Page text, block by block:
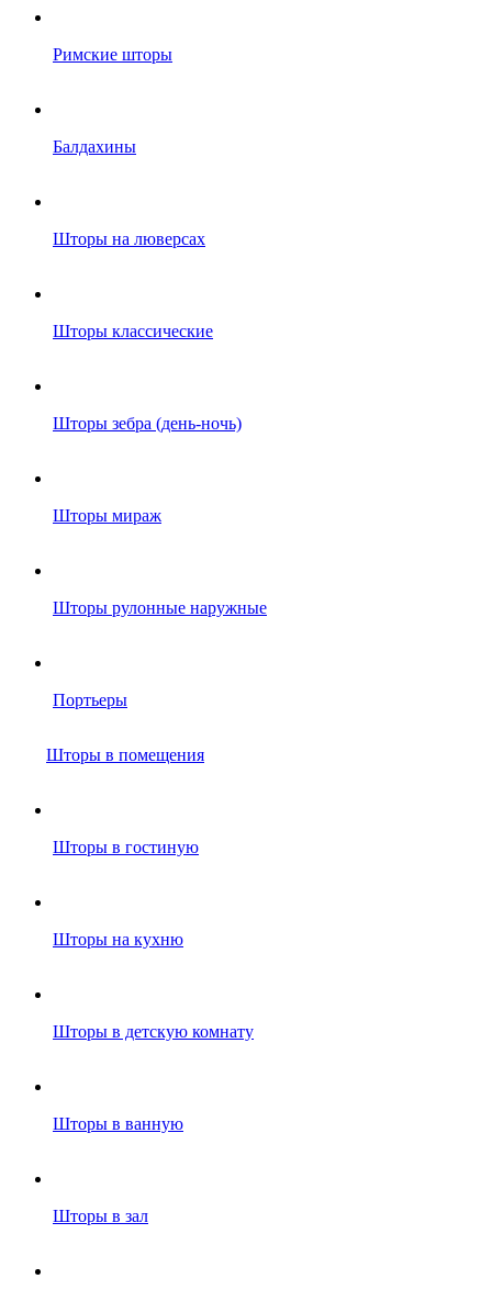
Римские шторы
Балдахины
Шторы на люверсах
Шторы классические
Шторы зебра (день-ночь)
Шторы мираж
Шторы рулонные наружные
Портьеры
Шторы в помещения
Шторы в гостиную
Шторы на кухню
Шторы в детскую комнату
Шторы в ванную
Шторы в зал